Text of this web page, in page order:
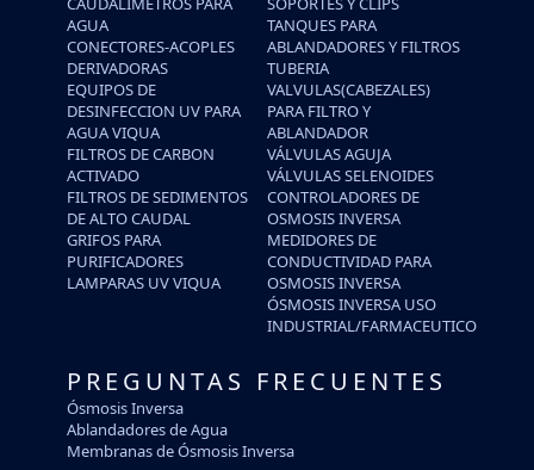
AGUA
CONECTORES-ACOPLES
DERIVADORAS
EQUIPOS DE
DESINFECCION UV PARA
AGUA VIQUA
FILTROS DE CARBON
ACTIVADO
FILTROS DE SEDIMENTOS
DE ALTO CAUDAL
GRIFOS PARA
PURIFICADORES
LAMPARAS UV VIQUA
TANQUES PARA
ABLANDADORES Y FILTROS
TUBERIA
VALVULAS(CABEZALES)
PARA FILTRO Y
ABLANDADOR
VÁLVULAS AGUJA
VÁLVULAS SELENOIDES
CONTROLADORES DE
OSMOSIS INVERSA
MEDIDORES DE
CONDUCTIVIDAD PARA
OSMOSIS INVERSA
ÓSMOSIS INVERSA USO
INDUSTRIAL/FARMACEUTICO
PREGUNTAS FRECUENTES
Ósmosis Inversa
Ablandadores de Agua
Membranas de Ósmosis Inversa